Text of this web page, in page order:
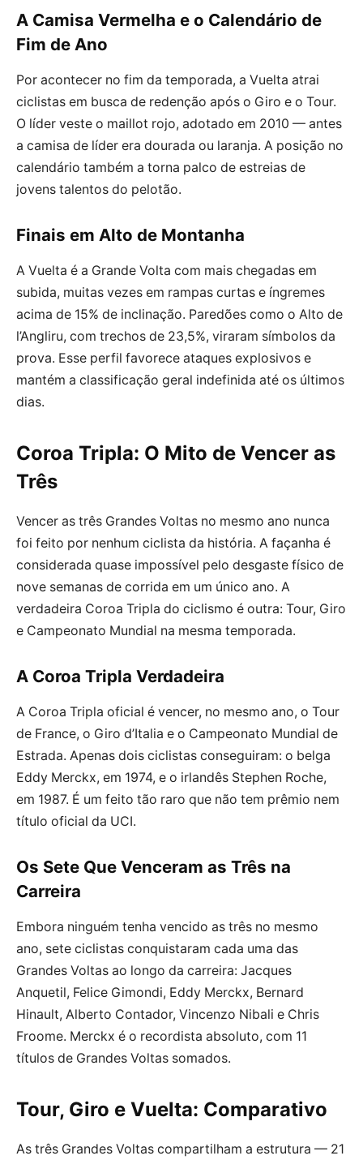
A Camisa Vermelha e o Calendário de
Fim de Ano
Por acontecer no fim da temporada, a Vuelta atrai
ciclistas em busca de redenção após o Giro e o Tour.
O líder veste o maillot rojo, adotado em 2010 — antes
a camisa de líder era dourada ou laranja. A posição no
calendário também a torna palco de estreias de
jovens talentos do pelotão.
Finais em Alto de Montanha
A Vuelta é a Grande Volta com mais chegadas em
subida, muitas vezes em rampas curtas e íngremes
acima de 15% de inclinação. Paredões como o Alto de
l’Angliru, com trechos de 23,5%, viraram símbolos da
prova. Esse perfil favorece ataques explosivos e
mantém a classificação geral indefinida até os últimos
dias.
Coroa Tripla: O Mito de Vencer as
Três
Vencer as três Grandes Voltas no mesmo ano nunca
foi feito por nenhum ciclista da história. A façanha é
considerada quase impossível pelo desgaste físico de
nove semanas de corrida em um único ano. A
verdadeira Coroa Tripla do ciclismo é outra: Tour, Giro
e Campeonato Mundial na mesma temporada.
A Coroa Tripla Verdadeira
A Coroa Tripla oficial é vencer, no mesmo ano, o Tour
de France, o Giro d’Italia e o Campeonato Mundial de
Estrada. Apenas dois ciclistas conseguiram: o belga
Eddy Merckx, em 1974, e o irlandês Stephen Roche,
em 1987. É um feito tão raro que não tem prêmio nem
título oficial da UCI.
Os Sete Que Venceram as Três na
Carreira
Embora ninguém tenha vencido as três no mesmo
ano, sete ciclistas conquistaram cada uma das
Grandes Voltas ao longo da carreira: Jacques
Anquetil, Felice Gimondi, Eddy Merckx, Bernard
Hinault, Alberto Contador, Vincenzo Nibali e Chris
Froome. Merckx é o recordista absoluto, com 11
títulos de Grandes Voltas somados.
Tour, Giro e Vuelta: Comparativo
As três Grandes Voltas compartilham a estrutura — 21